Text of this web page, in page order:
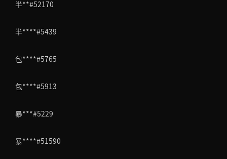
半**#52170
半****#5439
包****#5765
包****#5913
暴***#5229
暴****#51590